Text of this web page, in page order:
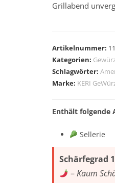
Grillabend
t
r
t
Artikelnummer:
Kategorien:
Schlagwörter:
Marke: KERI
Enthält folgende
Sellerie
Schärfegrad
–Kaum